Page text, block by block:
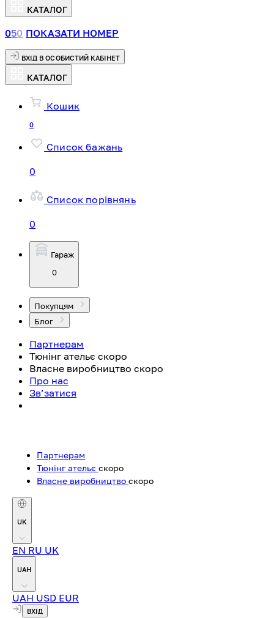
КАТАЛОГ
050 ПОКАЗАТИ НОМЕР
ВХІД В ОСОБИСТИЙ КАБІНЕТ
КАТАЛОГ
Кошик
0
Список бажань
0
Список порівнянь
0
Гараж
0
Покупцям
Блог
Партнерам
Тюнінг ательє скоро
Власне виробництво скоро
Про нас
Зв’затися
Партнерам
Тюнінг ательє скоро
Власне виробництво скоро
UK
EN RU UK
UAH
UAH USD EUR
ВХІД